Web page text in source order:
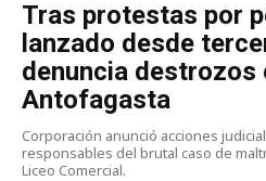
Tras protestas por
lanzado desde
denuncia destrozos
Antofagasta
Corporación anunció acciones
responsables del brutal caso de
Liceo Comercial.